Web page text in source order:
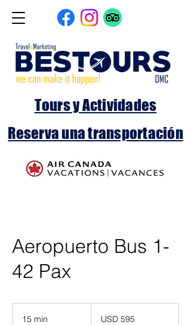
Reserva una transportación
Tours y Actividades
Aeropuerto Bus 1-
42 Pax
15 min
estadounidenses
USD 595